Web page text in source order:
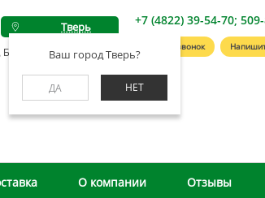
Тверь
Ваш город Тверь?
ДА НЕТ
Беляковский пер., д. 46А
+7 (4822) 39-54-70;
Заказать звонок
О компании Отзывы